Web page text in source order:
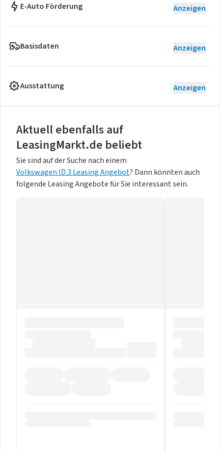
E-Auto Förderung Anzeigen
Basisdaten Anzeigen
Ausstattung Anzeigen
Aktuell ebenfalls auf
LeasingMarkt.de beliebt
Sie sind auf der Suche nach einem
Volkswagen ID.3 Leasing Angebot? Dann könnten auch
folgende Leasing Angebote für Sie interessant sein.